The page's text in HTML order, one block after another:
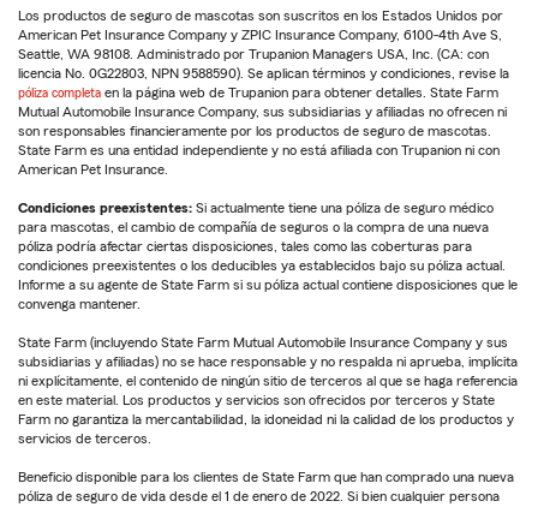
Los productos de seguro de mascotas son suscritos en los Estados Unidos por
American Pet Insurance Company y ZPIC Insurance Company, 6100-4th Ave S,
Seattle, WA 98108. Administrado por Trupanion Managers USA, Inc. (CA: con
licencia No. 0G22803, NPN 9588590). Se aplican términos y condiciones, revise la
póliza completa en la página web de Trupanion para obtener detalles. State Farm
Mutual Automobile Insurance Company, sus subsidiarias y afiliadas no ofrecen ni
son responsables financieramente por los productos de seguro de mascotas.
State Farm es una entidad independiente y no está afiliada con Trupanion ni con
American Pet Insurance.
Condiciones preexistentes: Si actualmente tiene una póliza de seguro médico
para mascotas, el cambio de compañía de seguros o la compra de una nueva
póliza podría afectar ciertas disposiciones, tales como las coberturas para
condiciones preexistentes o los deducibles ya establecidos bajo su póliza actual.
Informe a su agente de State Farm si su póliza actual contiene disposiciones que le
convenga mantener.
State Farm (incluyendo State Farm Mutual Automobile Insurance Company y sus
subsidiarias y afiliadas) no se hace responsable y no respalda ni aprueba, implícita
ni explícitamente, el contenido de ningún sitio de terceros al que se haga referencia
en este material. Los productos y servicios son ofrecidos por terceros y State
Farm no garantiza la mercantabilidad, la idoneidad ni la calidad de los productos y
servicios de terceros.
Beneficio disponible para los clientes de State Farm que han comprado una nueva
póliza de seguro de vida desde el 1 de enero de 2022. Si bien cualquier persona